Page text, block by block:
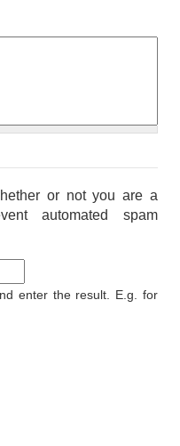
or not you are a
automated spam
enter the result. E.g. for